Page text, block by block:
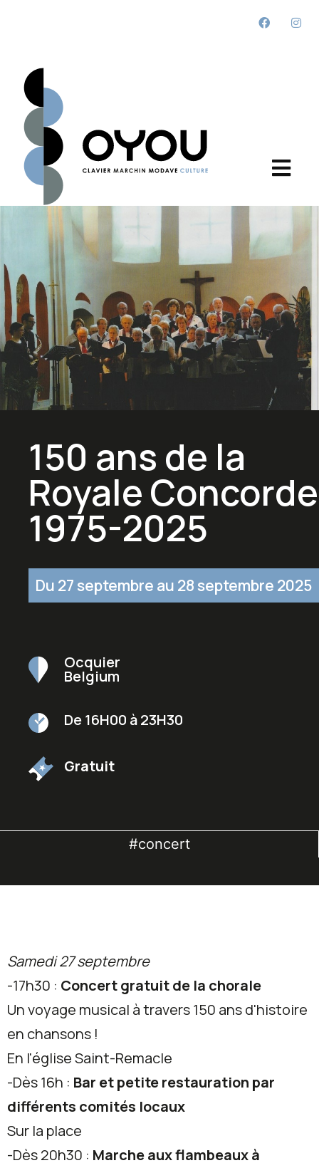
150 ans de la
Royale Concorde
1975-2025
Du 27 septembre au 28 septembre 2025
Ocquier
Belgium
De 16H00 à 23H30
Gratuit
#concert
Samedi 27 septembre
-17h30 : Concert gratuit de la chorale
Un voyage musical à travers 150 ans d'histoire
en chansons !
En l'église Saint-Remacle
-Dès 16h : Bar et petite restauration par
différents comités locaux
Sur la place
-Dès 20h30 : Marche aux flambeaux à